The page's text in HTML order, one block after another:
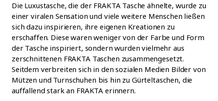
Die Luxustasche, die der FRAKTA Tasche ähnelte, wurde zu
einer viralen Sensation und viele weitere Menschen ließen
sich dazu inspirieren, ihre eigenen Kreationen zu
erschaffen. Diese waren weniger von der Farbe und Form
der Tasche inspiriert, sondern wurden vielmehr aus
zerschnittenen FRAKTA Taschen zusammengesetzt.
Seitdem verbreiten sich in den sozialen Medien Bilder von
Mützen und Turnschuhen bis hin zu Gürteltaschen, die
auffallend stark an FRAKTA erinnern.